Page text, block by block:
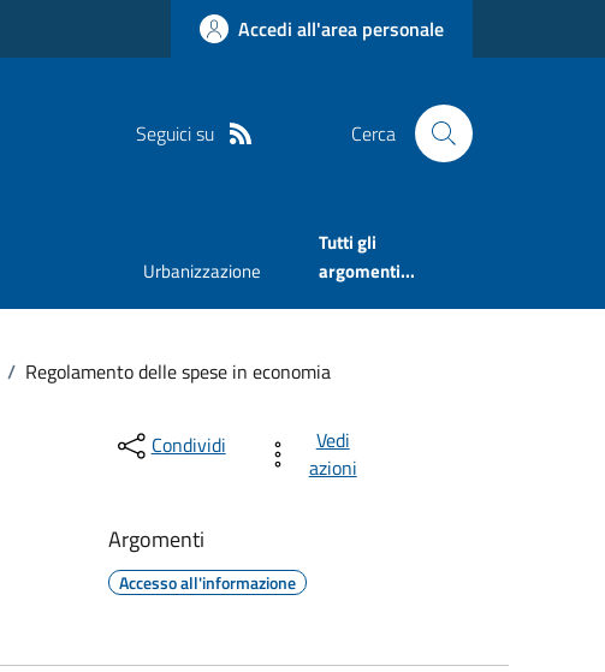
Accedi all'area personale
Seguici su Cerca
Urbanizzazione
Tutti gli
argomenti...
/ Regolamento delle spese in economia
Condividi
Vedi
azioni
Argomenti
Accesso all'informazione